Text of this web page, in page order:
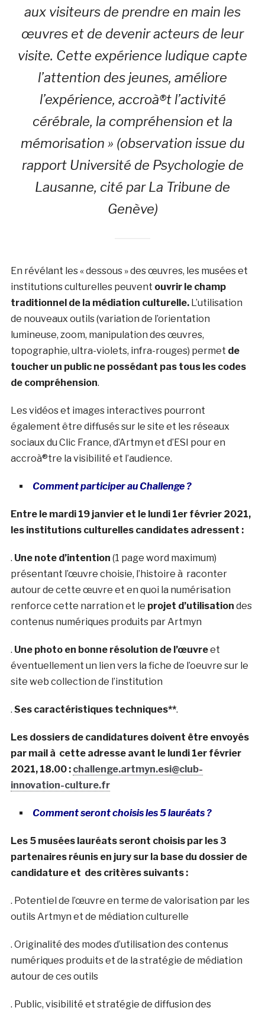
aux visiteurs de prendre en main les
œuvres et de devenir acteurs de leur
visite. Cette expérience ludique capte
l’attention des jeunes, améliore
l’expérience, accroà®t l’activité
cérébrale, la compréhension et la
mémorisation » (observation issue du
rapport Université de Psychologie de
Lausanne, cité par La Tribune de
Genève)
En révélant les « dessous » des œuvres, les musées et
institutions culturelles peuvent ouvrir le champ
traditionnel de la médiation culturelle. L’utilisation
de nouveaux outils (variation de l’orientation
lumineuse, zoom, manipulation des œuvres,
topographie, ultra-violets, infra-rouges) permet de
toucher un public ne possédant pas tous les codes
de compréhension.
Les vidéos et images interactives pourront
également être diffusés sur le site et les réseaux
sociaux du Clic France, d’Artmyn et d’ESI pour en
accroà®tre la visibilité et l’audience.
Comment participer au Challenge ?
Entre le mardi 19 janvier et le lundi 1er février 2021,
les institutions culturelles candidates adressent :
. Une note d’intention (1 page word maximum)
présentant l’œuvre choisie, l’histoire à raconter
autour de cette œuvre et en quoi la numérisation
renforce cette narration et le projet d’utilisation des
contenus numériques produits par Artmyn
. Une photo en bonne résolution de l’œuvreet
éventuellement un lien vers la fiche de l’oeuvre sur le
site web collection de l’institution
. Ses caractéristiques techniques**.
Les dossiers de candidatures doivent être envoyés
par mail à cette adresse avant le lundi 1er février
2021, 18.00 : challenge.artmyn.esi@club-
innovation-culture.fr
Comment seront choisis les 5 lauréats ?
Les 5 musées lauréats seront choisis par les 3
partenaires réunis en jury sur la base du dossier de
candidature et des critères suivants :
. Potentiel de l’œuvre en terme de valorisation par les
outils Artmyn et de médiation culturelle
. Originalité des modes d’utilisation des contenus
numériques produits et de la stratégie de médiation
autour de ces outils
. Public, visibilité et stratégie de diffusion des